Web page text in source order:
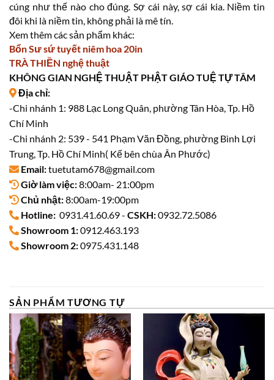
cúng như thế nào cho đúng. Sợ cái này, sợ cái kia. Niềm tin
đôi khi là niềm tin, không phải là mê tín.
Xem thêm các sản phẩm khác:
Bổn Sư sứ tuyết niêm hoa 20in
TRÀ THIỀN nghệ thuật
KHÔNG GIAN NGHỆ THUẬT PHẬT GIÁO TUỆ TỰ TÂM
Địa chỉ:
-Chi nhánh 1: 988 Lạc Long Quân, phường Tân Hòa, Tp. Hồ
Chí Minh
-Chi nhánh 2: 539 - 541 Phạm Văn Đồng, phường Bình Lợi
Trung, Tp. Hồ Chí Minh( Kế bên chùa Ân Phước)
Email:tuetutam678@gmail.com
Giờ làm việc:8:00am- 21:00pm
Chủ nhật:8:00am-19:00pm
Hotline: 0931.41.60.69 - CSKH:0932.72.5086
Showroom 1:0912.463.193
Showroom 2:0975.431.148
SẢN PHẨM TƯƠNG TỰ